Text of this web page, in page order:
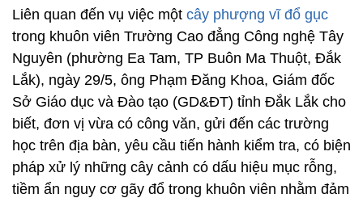
Liên quan đến vụ việc một cây phượng vĩ đổ gục
trong khuôn viên Trường Cao đẳng Công nghệ Tây
Nguyên (phường Ea Tam, TP Buôn Ma Thuột, Đắk
Lắk), ngày 29/5, ông Phạm Đăng Khoa, Giám đốc
Sở Giáo dục và Đào tạo (GD&ĐT) tỉnh Đắk Lắk cho
biết, đơn vị vừa có công văn, gửi đến các trường
học trên địa bàn, yêu cầu tiến hành kiểm tra, có biện
pháp xử lý những cây cảnh có dấu hiệu mục rỗng,
tiềm ẩn nguy cơ gãy đổ trong khuôn viên nhằm đảm